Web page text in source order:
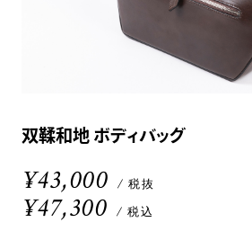
双鞣和地 ボディバッグ
¥43,000 / 税抜
¥47,300 / 税込